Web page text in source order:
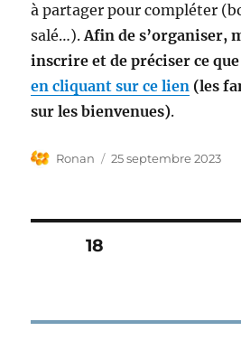
à partager pour compléter
salé…).Afin de s’organiser,
inscrire et de préciser ce
en cliquant sur celien (les
sur les bienvenues).
Auteur
Ronan
Publié
25 septembre 2023
Pagination
publications
PAGE18